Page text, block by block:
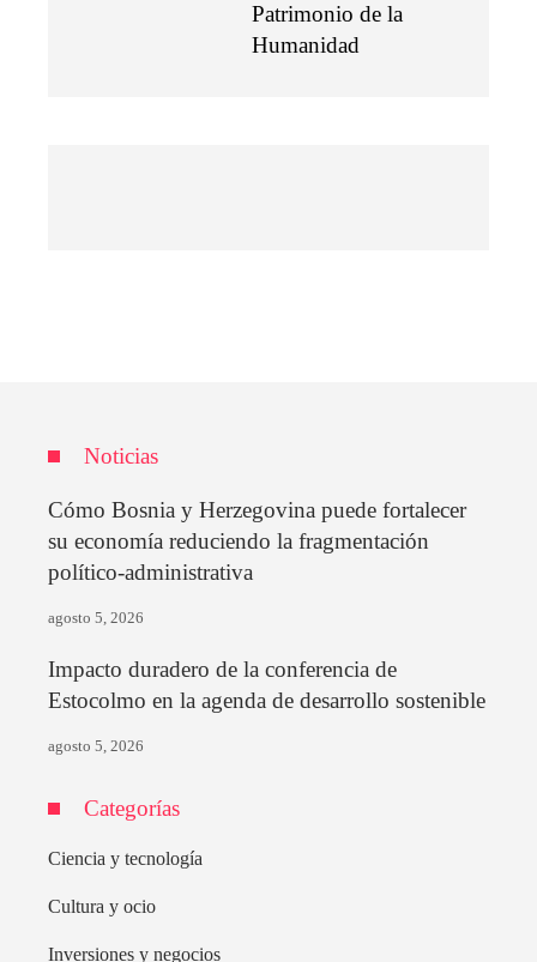
Patrimonio de la
Humanidad
Noticias
Cómo Bosnia y Herzegovina puede fortalecer
su economía reduciendo la fragmentación
político-administrativa
agosto 5, 2026
Impacto duradero de la conferencia de
Estocolmo en la agenda de desarrollo sostenible
agosto 5, 2026
Categorías
Ciencia y tecnología
Cultura y ocio
Inversiones y negocios